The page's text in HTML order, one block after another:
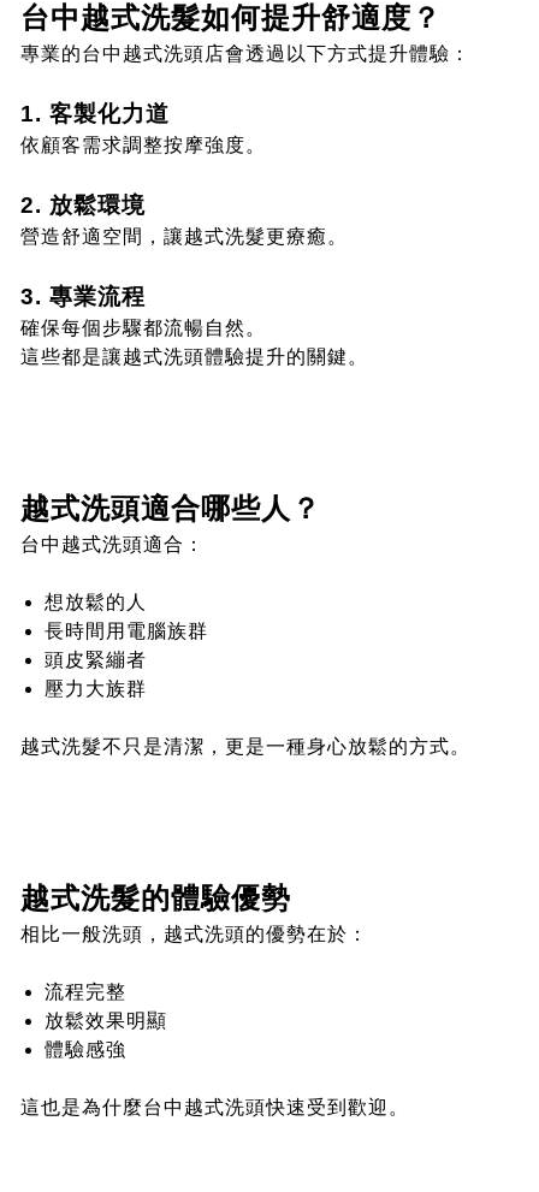
台中越式洗髮如何提升舒適度？
專業的台中越式洗頭店會透過以下方式提升體驗：
1. 客製化力道
依顧客需求調整按摩強度。
2. 放鬆環境
營造舒適空間，讓越式洗髮更療癒。
3. 專業流程
確保每個步驟都流暢自然。
這些都是讓越式洗頭體驗提升的關鍵。
越式洗頭適合哪些人？
台中越式洗頭適合：
想放鬆的人
長時間用電腦族群
頭皮緊繃者
壓力大族群
越式洗髮不只是清潔，更是一種身心放鬆的方式。
越式洗髮的體驗優勢
相比一般洗頭，越式洗頭的優勢在於：
流程完整
放鬆效果明顯
體驗感強
這也是為什麼台中越式洗頭快速受到歡迎。